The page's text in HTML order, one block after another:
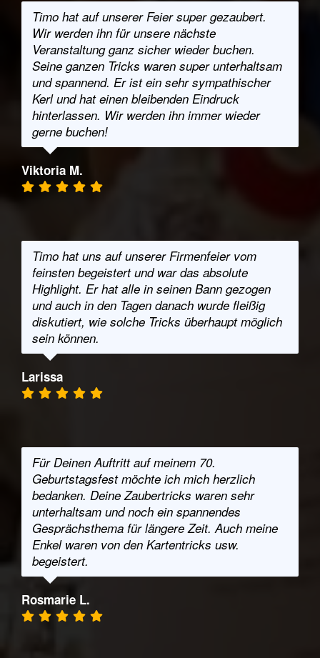
Timo hat auf unserer Feier super gezaubert.
Wir werden ihn für unsere nächste
Veranstaltung ganz sicher wieder buchen.
Seine ganzen Tricks waren super unterhaltsam
und spannend. Er ist ein sehr sympathischer
Kerl und hat einen bleibenden Eindruck
hinterlassen. Wir werden ihn immer wieder
gerne buchen!
Viktoria M.
Timo hat uns auf unserer Firmenfeier vom
feinsten begeistert und war das absolute
Highlight. Er hat alle in seinen Bann gezogen
und auch in den Tagen danach wurde fleißig
diskutiert, wie solche Tricks überhaupt möglich
sein können.
Larissa
Für Deinen Auftritt auf meinem 70.
Geburtstagsfest möchte ich mich herzlich
bedanken. Deine Zaubertricks waren sehr
unterhaltsam und noch ein spannendes
Gesprächsthema für längere Zeit. Auch meine
Enkel waren von den Kartentricks usw.
begeistert.
Rosmarie L.